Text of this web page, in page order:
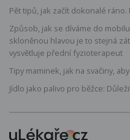
Pět tipů, jak začít dokonalé
Způsob, jak se díváme do
skloněnou hlavou je to stejná
vysvětluje přední fyzioterapeut
Tipy maminek, jak na svačiny,
Jídlo jako palivo pro běžce: